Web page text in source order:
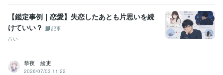
【鑑定事例｜恋愛】失恋したあとも片思いを続
けていい？
記事
占い
恭夜 綾吏
2026/07/03 11:22